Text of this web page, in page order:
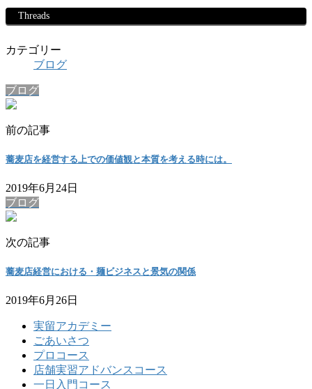
Threads
カテゴリー
ブログ
ブログ
前の記事
蕎麦店を経営する上での価値観と本質を考える時には。
2019年6月24日
ブログ
次の記事
蕎麦店経営における・麺ビジネスと景気の関係
2019年6月26日
実留アカデミー
ごあいさつ
プロコース
店舗実習アドバンスコース
一日入門コース